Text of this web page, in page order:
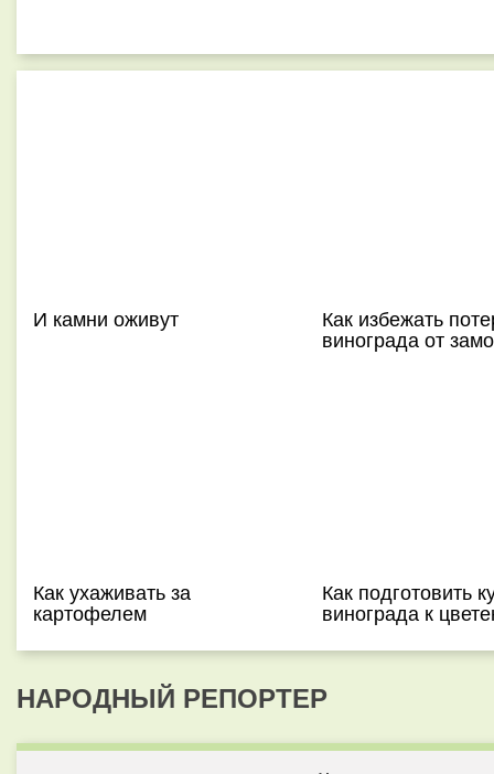
И камни оживут Как избежать
винограда от
Как ухаживать за
картофелем
Как подготовить
винограда к
НАРОДНЫЙ РЕПОРТЕР